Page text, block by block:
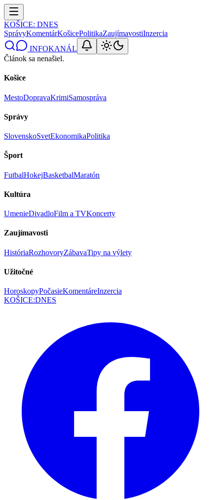
KOŠICE: DNES
SprávyKomentárKošicePolitikaZaujímavostiInzercia
INFOKANÁL
Článok sa nenašiel.
Košice
MestoDopravaKrimiSamospráva
Správy
SlovenskoSvetEkonomikaPolitika
Šport
FutbalHokejBasketbalMaratón
Kultúra
UmenieDivadloFilm a TVKoncerty
Zaujímavosti
HistóriaRozhovoryZábavaTipy na výlety
Užitočné
HoroskopyPočasieKomentáreInzercia
KOŠICE:DNES